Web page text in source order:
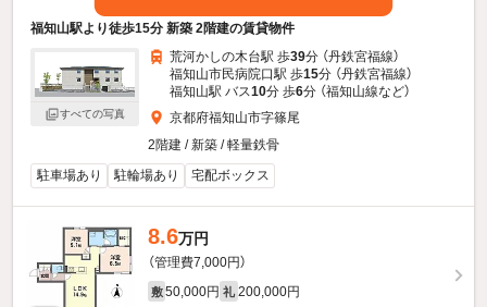
福知山駅より徒歩15分 新築 2階建の賃貸物件
すべての写真
荒河かしの木台駅 歩39分 （丹鉄宮福線）
福知山市民病院口駅 歩15分 （丹鉄宮福線）
福知山駅 バス10分 歩6分 （福知山線など）
京都府福知山市字篠尾
2階建 / 新築 / 軽量鉄骨
駐車場あり
駐輪場あり 宅配ボックス
8.6万円
（管理費7,000円）
敷 50,000円 礼 200,000円